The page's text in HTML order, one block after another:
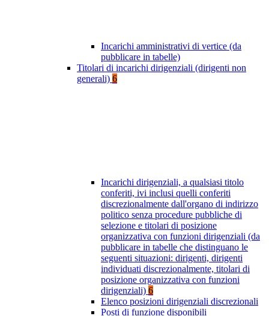
Incarichi amministrativi di vertice (da
pubblicare in tabelle)
Titolari di incarichi dirigenziali (dirigenti non
generali) 6
Incarichi dirigenziali, a qualsiasi titolo
conferiti, ivi inclusi quelli conferiti
discrezionalmente dall'organo di indirizzo
politico senza procedure pubbliche di
selezione e titolari di posizione
organizzativa con funzioni dirigenziali (da
pubblicare in tabelle che distinguano le
seguenti situazioni: dirigenti, dirigenti
individuati discrezionalmente, titolari di
posizione organizzativa con funzioni
dirigenziali) 6
Elenco posizioni dirigenziali discrezionali
Posti di funzione disponibili